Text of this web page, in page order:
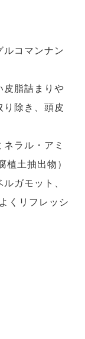
ルコマンナン
皮脂詰まりや
除き、頭皮
ラル・アミ
土抽出物）
ガモット、
くリフレッシ